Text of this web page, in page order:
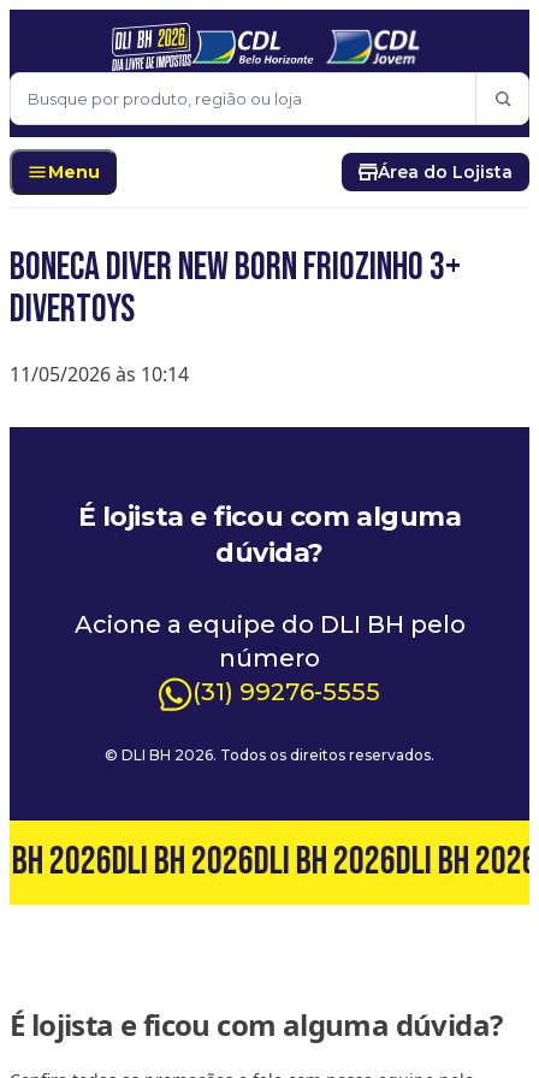
Pular para o conteúdo
Buscar
Menu Área do Lojista
BONECA DIVER NEW BORN FRIOZINHO 3+
DIVERTOYS
11/05/2026 às 10:14
É lojista e ficou com alguma
dúvida?
Acione a equipe do DLI BH pelo
número
(31) 99276-5555
© DLI BH 2026. Todos os direitos reservados.
BH 2026DLI BH 2026DLI BH 2026DLI BH 2026
É lojista e ficou com alguma dúvida?